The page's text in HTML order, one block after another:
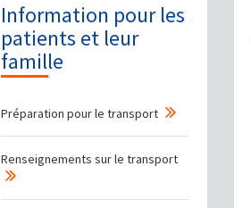
Information pour les
patients et leur
famille
Préparation pour le transport
Renseignements sur le transport